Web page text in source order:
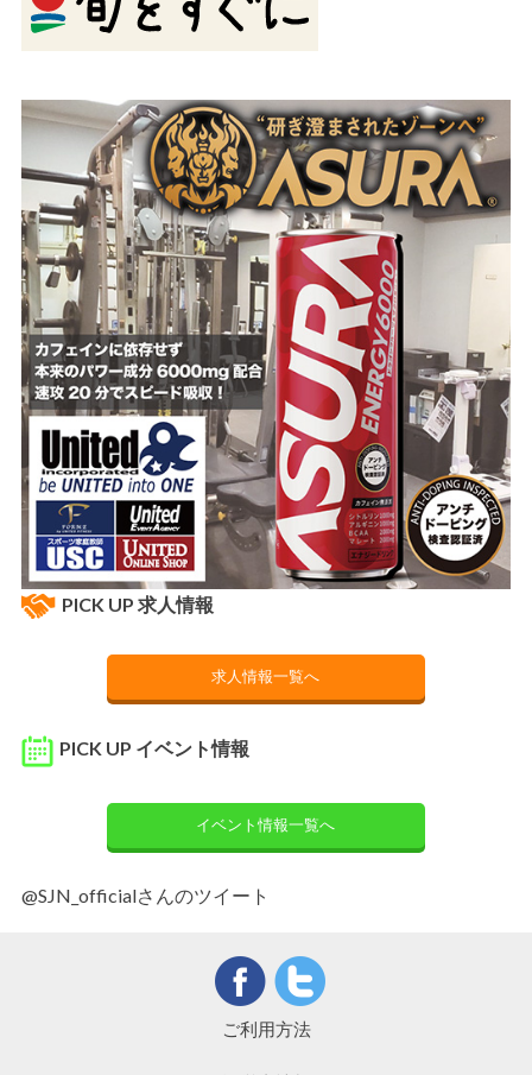
PICK UP 求人情報
求人情報一覧へ
PICK UP イベント情報
イベント情報一覧へ
@SJN_officialさんのツイート
ご利用方法